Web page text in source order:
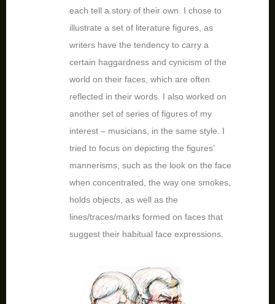
each tell a story of their own. I chose to
illustrate a set of literature figures, as
writers have the tendency to carry a
certain haggardness and cynicism of the
world on their faces, which are often
reflected in their words. I also worked on
another set of series of figures of my
interest – musicians, in the same style. I
tried to focus on depicting the figures’
mannerisms, such as the look on the face
when concentrated, the way one smokes,
holds objects, as well as the
lines/traces/marks formed on faces that
suggest their habitual face expressions.